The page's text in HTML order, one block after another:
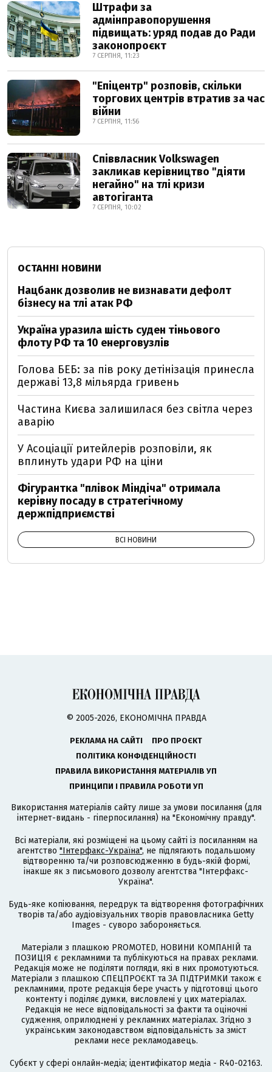
Штрафи за
адмінправопорушення
підвищать: уряд подав до Ради
законопроєкт
7 СЕРПНЯ, 11:23
"Епіцентр" розповів, скільки
торгових центрів втратив за час
війни
7 СЕРПНЯ, 11:56
Співвласник Volkswagen
закликав керівництво "діяти
негайно" на тлі кризи
автогіганта
7 СЕРПНЯ, 10:02
ОСТАННІ НОВИНИ
Нацбанк дозволив не визнавати дефолт
бізнесу на тлі атак РФ
Україна уразила шість суден тіньового
флоту РФ та 10 енерговузлів
Голова БЕБ: за пів року детінізація принесла
державі 13,8 мільярда гривень
Частина Києва залишилася без світла через
аварію
У Асоціації ритейлерів розповіли, як
вплинуть удари РФ на ціни
Фігурантка "плівок Міндіча" отримала
керівну посаду в стратегічному
держпідприємстві
ВСІ НОВИНИ
© 2005-2026, ЕКОНОМІЧНА ПРАВДА
РЕКЛАМА НА САЙТІ
ПРО ПРОЄКТ
ПОЛІТИКА КОНФІДЕНЦІЙНОСТІ
ПРАВИЛА ВИКОРИСТАННЯ МАТЕРІАЛІВ УП
ПРИНЦИПИ І ПРАВИЛА РОБОТИ УП
Використання матеріалів сайту лише за умови посилання (для
інтернет-видань - гіперпосилання) на "Економічну правду".
Всі матеріали, які розміщені на цьому сайті із посиланням на
агентство "Інтерфакс-Україна", не підлягають подальшому
відтворенню та/чи розповсюдженню в будь-якій формі,
інакше як з письмового дозволу агентства "Інтерфакс-
Україна".
Будь-яке копіювання, передрук та відтворення фотографічних
творів та/або аудіовізуальних творів правовласника Getty
Images - суворо забороняється.
Матеріали з плашкою PROMOTED, НОВИНИ КОМПАНІЙ та
ПОЗИЦІЯ є рекламними та публікуються на правах реклами.
Редакція може не поділяти погляди, які в них промотуються.
Матеріали з плашкою СПЕЦПРОЄКТ та ЗА ПІДТРИМКИ також є
рекламними, проте редакція бере участь у підготовці цього
контенту і поділяє думки, висловлені у цих матеріалах.
Редакція не несе відповідальності за факти та оціночні
судження, оприлюднені у рекламних матеріалах. Згідно з
українським законодавством відповідальність за зміст
реклами несе рекламодавець.
Cубєкт у сфері онлайн-медіа; ідентифікатор медіа - R40-02163.